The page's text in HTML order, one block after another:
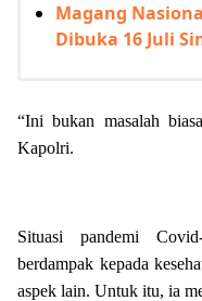
Magang
Dibuka 16 Juli
“Ini bukan masalah
Kapolri.
Situasi pandemi
berdampak kepada
aspek lain. Untuk itu, ia